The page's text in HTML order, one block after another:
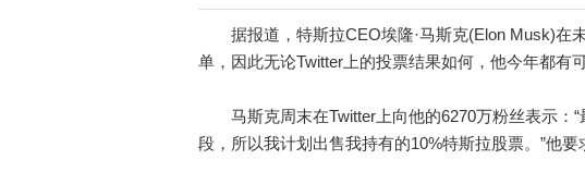
据报道，特斯拉CEO埃隆·马斯克(Elon Musk)在
单，因此无论Twitter上的投票结果如何，他今年都有
马斯克周末在Twitter上向他的6270万粉丝表示：“
段，所以我计划出售我持有的10%特斯拉股票。”他要